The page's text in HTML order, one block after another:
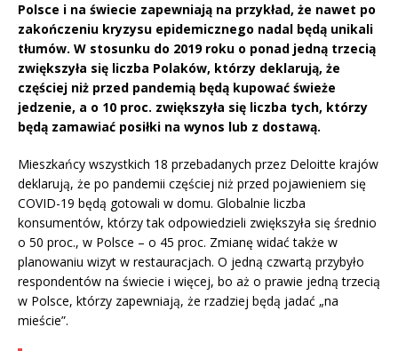
Polsce i na świecie zapewniają na przykład, że nawet po
zakończeniu kryzysu epidemicznego nadal będą unikali
tłumów. W stosunku do 2019 roku o ponad jedną trzecią
zwiększyła się liczba Polaków, którzy deklarują, że
częściej niż przed pandemią będą kupować świeże
jedzenie, a o 10 proc. zwiększyła się liczba tych, którzy
będą zamawiać posiłki na wynos lub z dostawą.
Mieszkańcy wszystkich 18 przebadanych przez Deloitte krajów
deklarują, że po pandemii częściej niż przed pojawieniem się
COVID-19 będą gotowali w domu. Globalnie liczba
konsumentów, którzy tak odpowiedzieli zwiększyła się średnio
o 50 proc., w Polsce – o 45 proc. Zmianę widać także w
planowaniu wizyt w restauracjach. O jedną czwartą przybyło
respondentów na świecie i więcej, bo aż o prawie jedną trzecią
w Polsce, którzy zapewniają, że rzadziej będą jadać „na
mieście”.